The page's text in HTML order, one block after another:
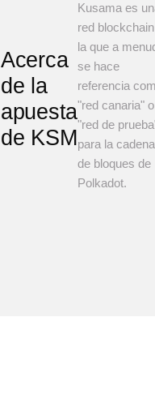
Acerca
de la
apuesta
de KSM
Kusama es
red
la que a
se hace
referencia
"red canaria" o
"red de
para la cadena
de bloques de
Polkadot.